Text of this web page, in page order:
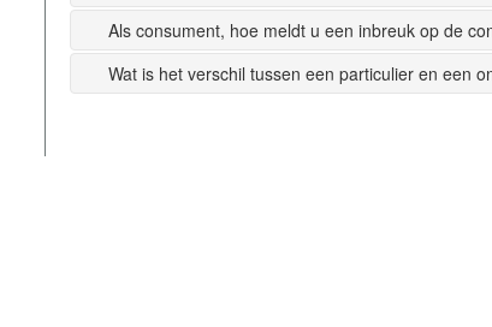
Als consument, hoe meldt u een inbreuk op de
Wat is het verschil tussen een particulier en een